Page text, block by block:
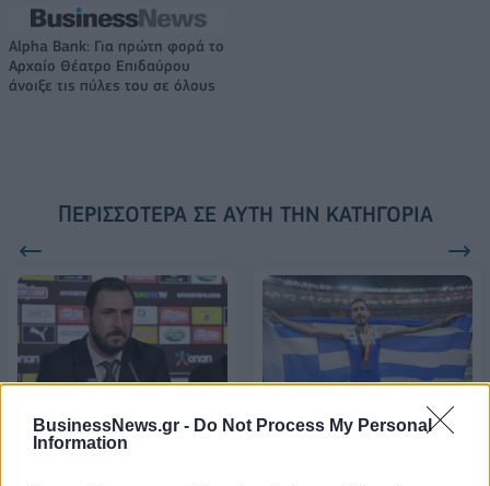
BusinessNews.gr - Do Not Process My Personal
Information
Alpha Bank: Για πρώτη φορά το
Αρχαίο Θέατρο Επιδαύρου
άνοιξε τις πύλες του σε όλους
ΠΕΡΙΣΣΌΤΕΡΑ ΣΕ ΑΥΤΉ ΤΗΝ ΚΑΤΗΓΟΡΊΑ
Πρόεδρος της
Superleague ο Μηνάς
Στίβος: Τεντόγλου και